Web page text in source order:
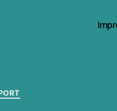
Kategorien